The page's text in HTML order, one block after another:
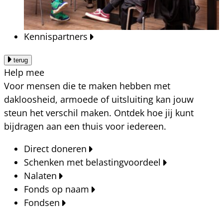
Kennispartners
terug
Help mee
Voor mensen die te maken hebben met
dakloosheid, armoede of uitsluiting kan jouw
steun het verschil maken. Ontdek hoe jij kunt
bijdragen aan een thuis voor iedereen.
Direct doneren
Schenken met belastingvoordeel
Nalaten
Fonds op naam
Fondsen